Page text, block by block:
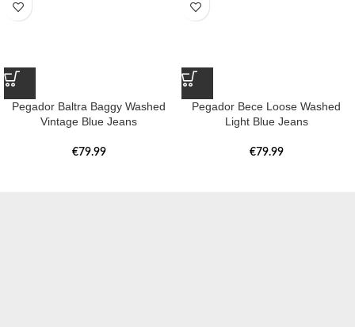
Pegador Baltra Baggy Washed
Vintage Blue Jeans
€79.99
Pegador Bece Loose Washed
Light Blue Jeans
€79.99